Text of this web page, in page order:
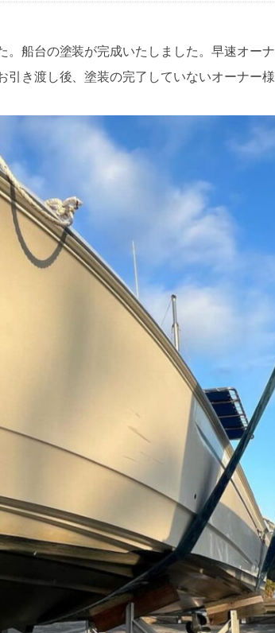
船台の塗装が完成いたしました。早速オー
き渡し後、塗装の完了していないオーナー